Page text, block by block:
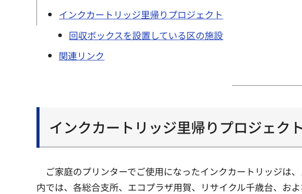
インクカートリッジ里帰りプロジェクト
回収ボックスを設置している区の施設
関連リンク
インクカートリッジ里帰りプロジェクト
ご家庭のプリンターでご使用になったインクカートリッジは
内では、各総合支所、エコプラザ用賀、リサイクル千歳台、お